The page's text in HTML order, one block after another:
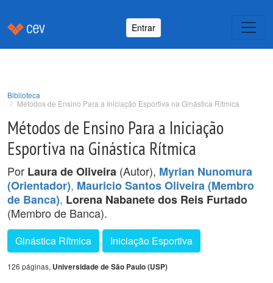
Entrar
Biblioteca
Métodos de Ensino Para a Iniciação Esportiva na Ginástica Rítmica
Métodos de Ensino Para a Iniciação
Esportiva na Ginástica Rítmica
Por Laura de Oliveira (Autor), Myrian Nunomura
(Orientador), Mauricio Santos Oliveira (Membro
de Banca), Lorena Nabanete dos Reis Furtado
(Membro de Banca).
Ginástica Rítmica Iniciação Esportiva
126 páginas, Universidade de São Paulo (USP)